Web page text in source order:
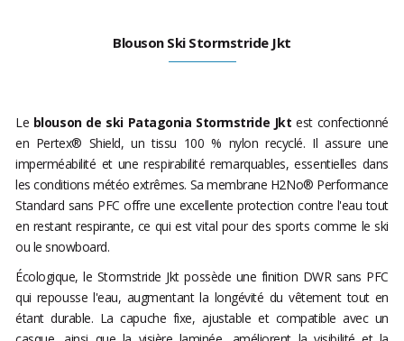
Blouson Ski Stormstride Jkt
Le blouson de ski Patagonia Stormstride Jkt est confectionné
en Pertex® Shield, un tissu 100 % nylon recyclé. Il assure une
imperméabilité et une respirabilité remarquables, essentielles dans
les conditions météo extrêmes. Sa membrane H2No® Performance
Standard sans PFC offre une excellente protection contre l'eau tout
en restant respirante, ce qui est vital pour des sports comme le ski
ou le snowboard.
Écologique, le Stormstride Jkt possède une finition DWR sans PFC
qui repousse l'eau, augmentant la longévité du vêtement tout en
étant durable. La capuche fixe, ajustable et compatible avec un